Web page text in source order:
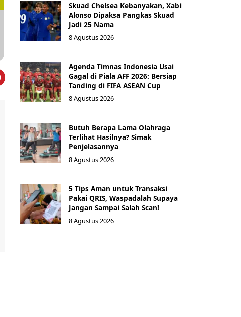
Skuad Chelsea Kebanyakan, Xabi
Alonso Dipaksa Pangkas Skuad
Jadi 25 Nama
8 Agustus 2026
Agenda Timnas Indonesia Usai
Gagal di Piala AFF 2026: Bersiap
Tanding di FIFA ASEAN Cup
8 Agustus 2026
Butuh Berapa Lama Olahraga
Terlihat Hasilnya? Simak
Penjelasannya
8 Agustus 2026
5 Tips Aman untuk Transaksi
Pakai QRIS, Waspadalah Supaya
Jangan Sampai Salah Scan!
8 Agustus 2026